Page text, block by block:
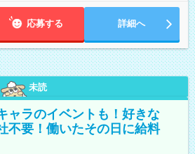
応募する 詳細へ
未読
ャラのイベントも！好きな
不要！働いたその日に給料